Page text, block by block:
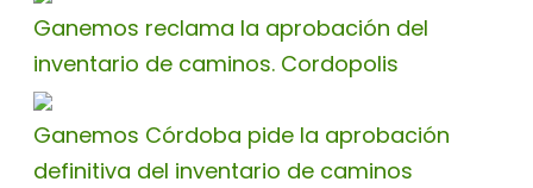
Ganemos reclama la aprobación del
inventario de caminos. Cordopolis
Ganemos Córdoba pide la aprobación
definitiva del inventario de caminos